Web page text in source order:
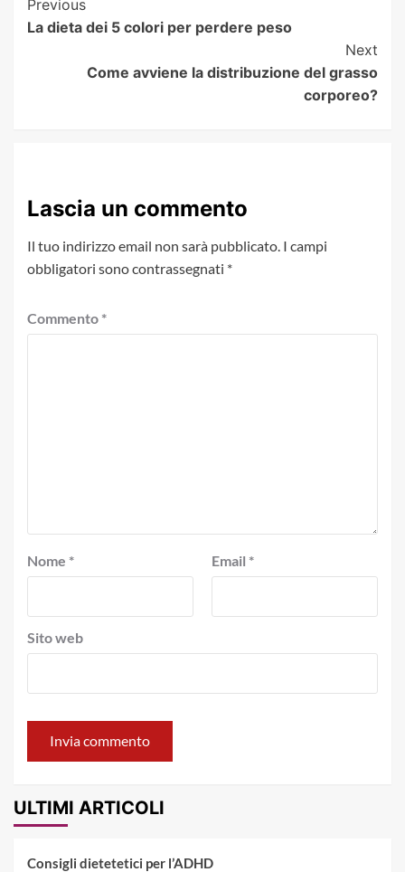
Post
Navigation
Previous
La dieta dei 5 colori per perdere peso
Next
Come avviene la distribuzione del grasso
corporeo?
Lascia un commento
Il tuo indirizzo email non sarà pubblicato. I campi
obbligatori sono contrassegnati *
Commento *
Nome * Email *
Sito web
ULTIMI ARTICOLI
Consigli dietetetici per l’ADHD